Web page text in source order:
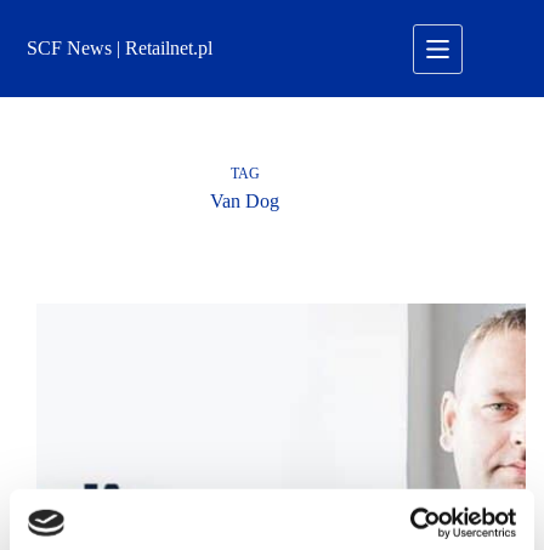
treściSCF News | Retailnet.pl
TAG
Van Dog